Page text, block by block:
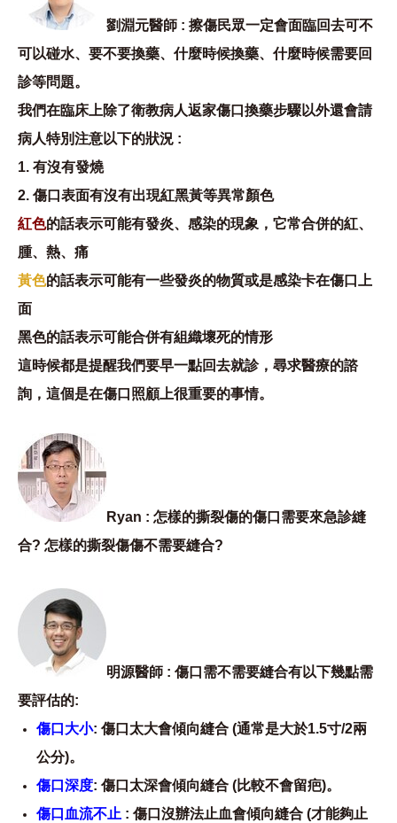
劉淵元醫師 : 擦傷民眾一定會面臨回去可不
可以碰水、要不要換藥、什麼時候換藥、什麼時候需要回
診等問題。
我們在臨床上除了衛教病人返家傷口換藥步驟以外還會請
病人特別注意以下的狀況 :
1. 有沒有發燒
2. 傷口表面有沒有出現紅黑黃等異常顏色
紅色的話表示可能有發炎、感染的現象，它常合併的紅、
腫、熱、痛
黃色的話表示可能有一些發炎的物質或是感染卡在傷口上
面
黑色的話表示可能合併有組織壞死的情形
這時候都是提醒我們要早一點回去就診，尋求醫療的諮
詢，這個是在傷口照顧上很重要的事情。
Ryan : 怎樣的撕裂傷的傷口需要來急診縫
合? 怎樣的撕裂傷傷不需要縫合?
明源醫師 : 傷口需不需要縫合有以下幾點需
要評估的:
傷口大小: 傷口太大會傾向縫合 (通常是大於1.5寸/2兩
公分)。
傷口深度: 傷口太深會傾向縫合 (比較不會留疤)。
傷口血流不止 : 傷口沒辦法止血會傾向縫合 (才能夠止